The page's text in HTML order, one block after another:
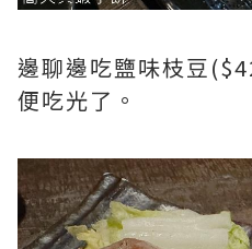
邊聊邊吃鹽味枝豆
便吃光了。